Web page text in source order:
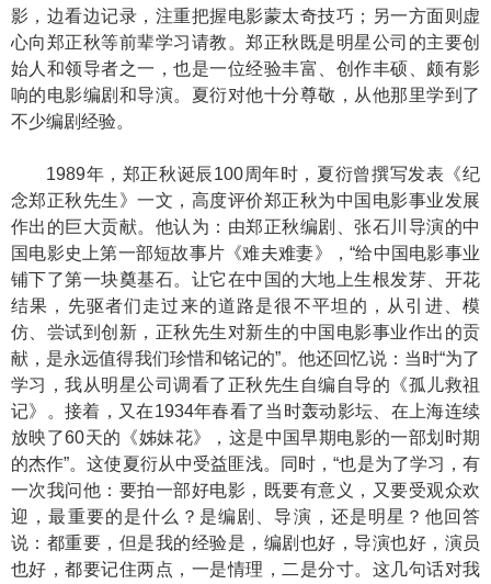
影，边看边记录，注重把握电影蒙太奇技巧；另一方面则虚
心向郑正秋等前辈学习请教。郑正秋既是明星公司的主要创
始人和领导者之一，也是一位经验丰富、创作丰硕、颇有影
响的电影编剧和导演。夏衍对他十分尊敬，从他那里学到了
不少编剧经验。
1989年，郑正秋诞辰100周年时，夏衍曾撰写发表《纪
念郑正秋先生》一文，高度评价郑正秋为中国电影事业发展
作出的巨大贡献。他认为：由郑正秋编剧、张石川导演的中
国电影史上第一部短故事片《难夫难妻》，“给中国电影事业
铺下了第一块奠基石。让它在中国的大地上生根发芽、开花
结果，先驱者们走过来的道路是很不平坦的，从引进、模
仿、尝试到创新，正秋先生对新生的中国电影事业作出的贡
献，是永远值得我们珍惜和铭记的”。他还回忆说：当时“为了
学习，我从明星公司调看了正秋先生自编自导的《孤儿救祖
记》。接着，又在1934年春看了当时轰动影坛、在上海连续
放映了60天的《姊妹花》，这是中国早期电影的一部划时期
的杰作”。这使夏衍从中受益匪浅。同时，“也是为了学习，有
一次我问他：要拍一部好电影，既要有意义，又要受观众欢
迎，最重要的是什么？是编剧、导演，还是明星？他回答
说：都重要，但是我的经验是，编剧也好，导演也好，演员
也好，都要记住两点，一是情理，二是分寸。这几句话对我